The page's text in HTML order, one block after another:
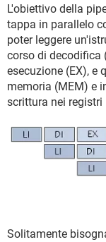
L'obiettivo della
tappa in parallelo
poter leggere
corso di decodifica
esecuzione (EX), e
memoria (MEM) e
scrittura nei registri
Solitamente